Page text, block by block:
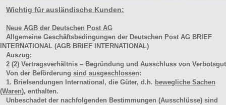
Wichtig für ausländische Kunden:
Neue AGB der Deutschen Post AG
Allgemeine Geschäftsbedingungen der Deutschen Post AG BRIEF
INTERNATIONAL (AGB BRIEF INTERNATIONAL)
Auszug:
2 (2) Vertragsverhältnis – Begründung und Ausschluss von Verbotsgut
Von der Beförderung sind ausgeschlossen:
1. Briefsendungen International, die Güter, d.h. bewegliche Sachen
(Waren), enthalten.
Unbeschadet der nachfolgenden Bestimmungen (Ausschlüsse) sind